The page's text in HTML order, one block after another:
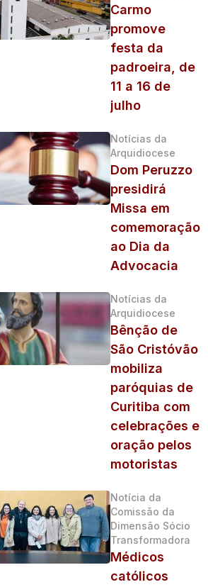
Carmo
promove
festa da
padroeira, de
11 a 16 de
julho
Notícias da
Arquidiocese
Dom Peruzzo
presidirá
Missa em
comemoração
ao Dia da
Advocacia
Notícias da
Arquidiocese
Bênção de
São Cristóvão
mobiliza
paróquias de
Curitiba com
celebrações e
oração pelos
motoristas
Notícia da
Comissão da
Dimensão Sócio
Transformadora
Médicos
católicos